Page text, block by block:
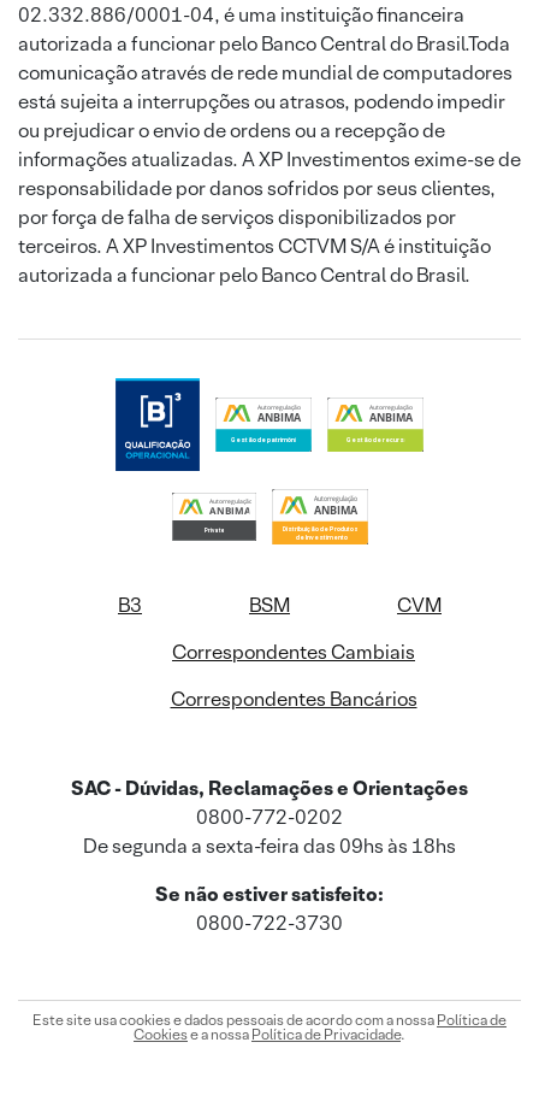
02.332.886/0001-04, é uma instituição financeira
autorizada a funcionar pelo Banco Central do Brasil.Toda
comunicação através de rede mundial de computadores
está sujeita a interrupções ou atrasos, podendo impedir
ou prejudicar o envio de ordens ou a recepção de
informações atualizadas. A XP Investimentos exime-se de
responsabilidade por danos sofridos por seus clientes,
por força de falha de serviços disponibilizados por
terceiros. A XP Investimentos CCTVM S/A é instituição
autorizada a funcionar pelo Banco Central do Brasil.
B3 BSM
CVM
Correspondentes Cambiais
Correspondentes Bancários
SAC - Dúvidas, Reclamações e Orientações
0800-772-0202
De segunda a sexta-feira das 09hs às 18hs
Se não estiver satisfeito:
0800-722-3730
Este site usa cookies e dados pessoais de acordo com a nossa Política de
Cookiese a nossa Política de Privacidade.